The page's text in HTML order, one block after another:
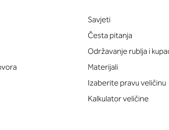
Savjeti
Česta pitanja
Održavanje rublja i
Materijali
Izaberite pravu veličinu
Kalkulator veličine